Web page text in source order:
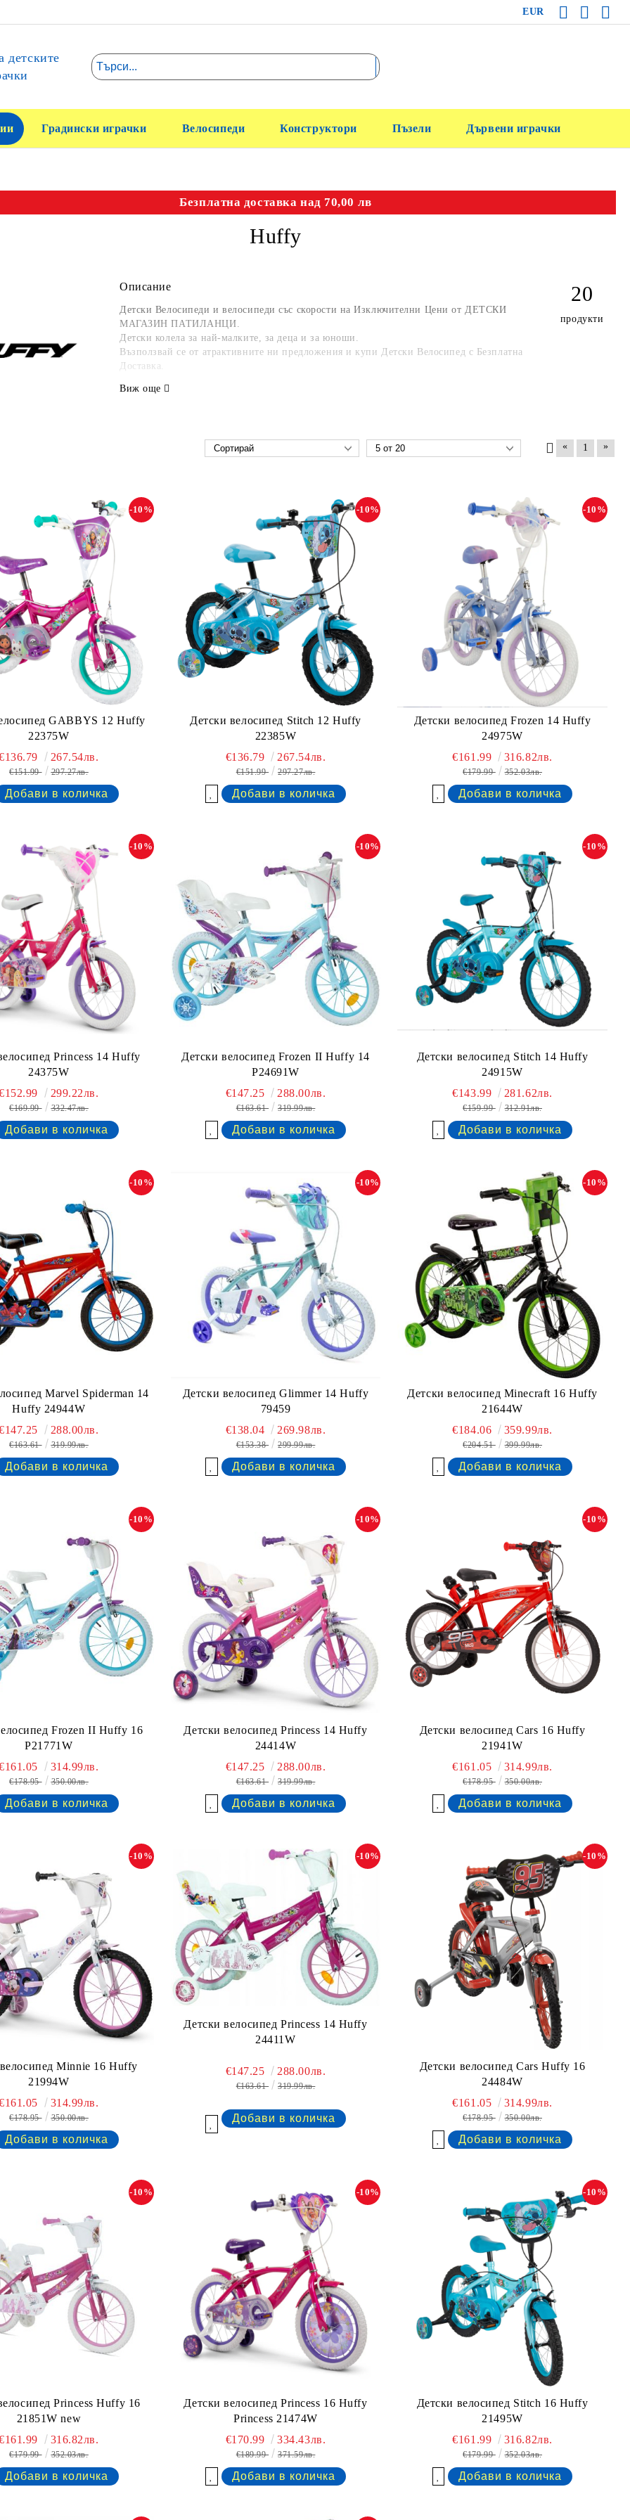
EUR
детските
Градински играчки Велосипеди Конструктори Пъзели Дървени играчки
Безплатна доставка над 70,00 лв
Huffy
Описание
Детски Велосипеди и велосипеди със скорости на Изключителни Цени от ДЕТСКИ
МАГАЗИН ПАТИЛАНЦИ.
Детски колела за най-малките, за деца и за юноши.
Възползвай се от атрактивните ни предложения и купи Детски Велосипед с Безплатна
Доставка.
Виж още
20
продукти
« 1 »
GABBYS 12 Huffy
22375W
-10%
267.54лв.
€151.99 297.27лв.
Детски велосипед Stitch 12 Huffy
22385W
-10%
€136.79 267.54лв.
€151.99 297.27лв.
Детски велосипед Frozen 14 Huffy
24975W
-10%
€161.99 316.82лв.
€179.99 352.03лв.
Princess 14 Huffy
24375W
-10%
299.22лв.
€169.99 332.47лв.
Детски велосипед Frozen II Huffy 14
P24691W
-10%
€147.25 288.00лв.
€163.61 319.99лв.
Детски велосипед Stitch 14 Huffy
24915W
-10%
€143.99 281.62лв.
€159.99 312.91лв.
Marvel Spiderman 14
Huffy 24944W
-10%
288.00лв.
€163.61 319.99лв.
Детски велосипед Glimmer 14 Huffy
79459
-10%
€138.04 269.98лв.
€153.38 299.99лв.
Детски велосипед Minecraft 16 Huffy
21644W
-10%
€184.06 359.99лв.
€204.51 399.99лв.
Frozen II Huffy 16
P21771W
-10%
314.99лв.
€178.95 350.00лв.
Детски велосипед Princess 14 Huffy
24414W
-10%
€147.25 288.00лв.
€163.61 319.99лв.
Детски велосипед Cars 16 Huffy
21941W
-10%
€161.05 314.99лв.
€178.95 350.00лв.
Minnie 16 Huffy
21994W
-10%
314.99лв.
€178.95 350.00лв.
Детски велосипед Princess 14 Huffy
24411W
-10%
€147.25 288.00лв.
€163.61 319.99лв.
Детски велосипед Cars Huffy 16
24484W
-10%
€161.05 314.99лв.
€178.95 350.00лв.
Princess Huffy 16
21851W new
-10%
316.82лв.
€179.99 352.03лв.
Детски велосипед Princess 16 Huffy
Princess 21474W
-10%
€170.99 334.43лв.
€189.99 371.59лв.
Детски велосипед Stitch 16 Huffy
21495W
-10%
€161.99 316.82лв.
€179.99 352.03лв.